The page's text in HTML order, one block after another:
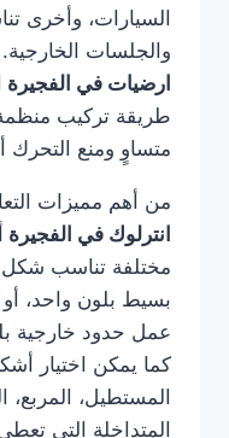
السيارات، وأخرى
والجلسات
ارضيات في الفجيرة
طريقة تركيب
متساوٍ ومنع التحرك
من أهم مميزات
انترلوك في الفجيرة
مختلفة تناسب شكل
بسيط بلون واحد،
عمل حدود خارجية
كما يمكن اختيار
المستطيل،
المتداخلة التي